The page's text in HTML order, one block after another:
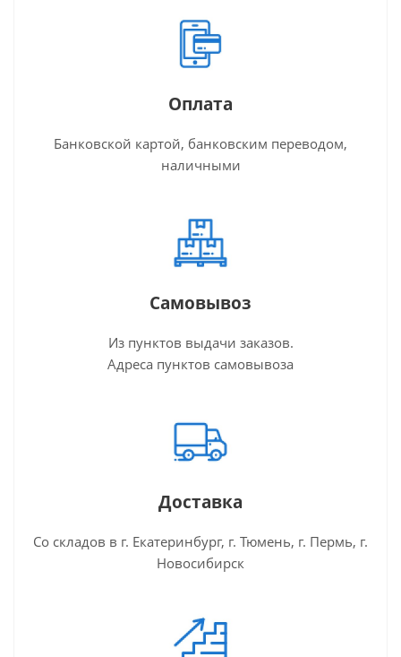
Оплата
Банковской картой, банковским переводом,
наличными
Самовывоз
Из пунктов выдачи заказов.
Адреса пунктов самовывоза
Доставка
Со складов в г. Екатеринбург, г. Тюмень, г. Пермь, г.
Новосибирск